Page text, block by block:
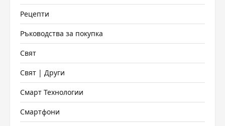
Рецепти
Ръководства за покупка
Свят
Свят | Други
Смарт Технологии
Смартфони